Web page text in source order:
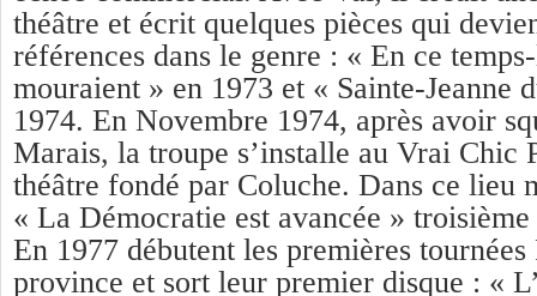
théâtre et écrit quelques pièces qui
références dans le genre : « En ce
mouraient » en 1973 et « Sainte-Jeanne
1974. En Novembre 1974, après avoir
Marais, la troupe s’installe au Vrai Chic
théâtre fondé par Coluche. Dans ce lieu
« La Démocratie est avancée »
En 1977 débutent les premières
province et sort leur premier disque : «